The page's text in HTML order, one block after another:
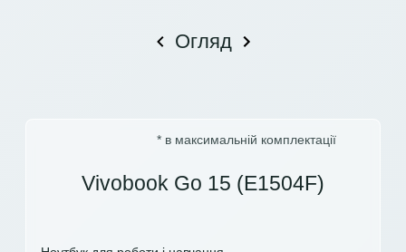
Огляд
* в максимальній комплектації
Vivobook Go 15 (E1504F)